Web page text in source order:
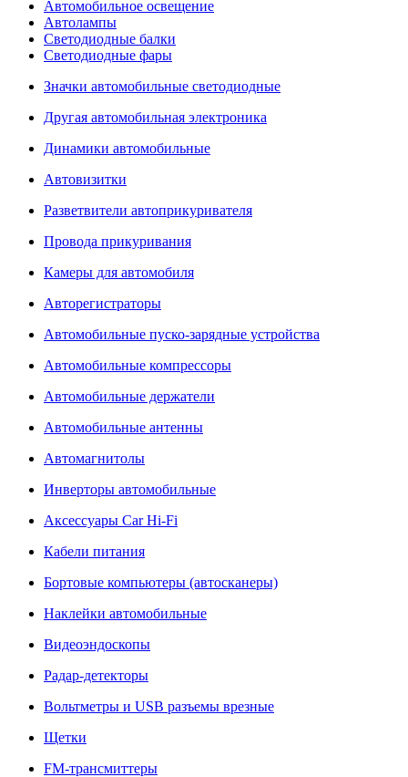
Автомобильное освещение
Автолампы
Светодиодные балки
Светодиодные фары
Значки автомобильные светодиодные
Другая автомобильная электроника
Динамики автомобильные
Автовизитки
Разветвители автоприкуривателя
Провода прикуривания
Камеры для автомобиля
Авторегистраторы
Автомобильные пуско-зарядные устройства
Автомобильные компрессоры
Автомобильные держатели
Автомобильные антенны
Автомагнитолы
Инверторы автомобильные
Аксессуары Car Hi-Fi
Кабели питания
Бортовые компьютеры (автосканеры)
Наклейки автомобильные
Видеоэндоскопы
Радар-детекторы
Вольтметры и USB разъемы врезные
Щетки
FM-трансмиттеры